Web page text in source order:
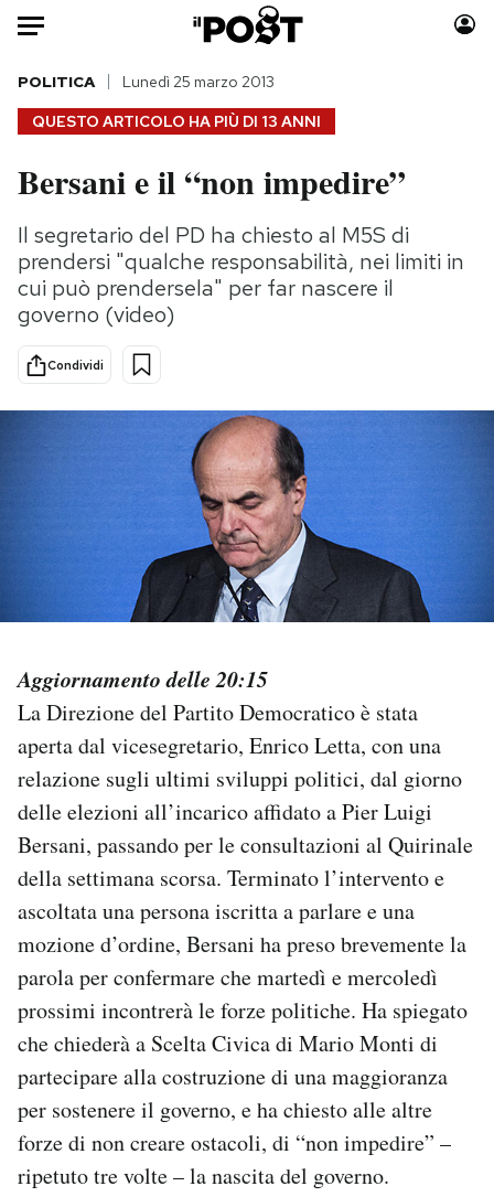
Auto
HOME
Italia
Politica
Tecnologia
Internet
Scienza
Cultura
Economia
Moda
Consumismi
Altrecose
Mondiali calcio 2026
NEWSLETTER
I MIEI PREFERITI
SHOP
AREA PERSONALE
Area Personale
Newsletter
Notifiche mobile
Regala il Post
Esci
QUESTO ARTICOLO HA PIÙ DI 13 ANNI
POLITICA Lunedì 25 marzo 2013
Bersani e il “non impedire”
Il segretario del PD ha chiesto al M5S di
prendersi "qualche responsabilità, nei limiti in
cui può prendersela" per far nascere il
governo (video)
Condividi
Aggiornamento delle 20:15
La Direzione del Partito Democratico è stata
aperta dal vicesegretario, Enrico Letta, con una
relazione sugli ultimi sviluppi politici, dal giorno
delle elezioni all’incarico affidato a Pier Luigi
Bersani, passando per le consultazioni al Quirinale
della settimana scorsa. Terminato l’intervento e
ascoltata una persona iscritta a parlare e una
mozione d’ordine, Bersani ha preso brevemente la
parola per confermare che martedì e mercoledì
prossimi incontrerà le forze politiche. Ha spiegato
che chiederà a Scelta Civica di Mario Monti di
partecipare alla costruzione di una maggioranza
per sostenere il governo, e ha chiesto alle altre
forze di non creare ostacoli, di “non impedire” –
ripetuto tre volte – la nascita del governo.